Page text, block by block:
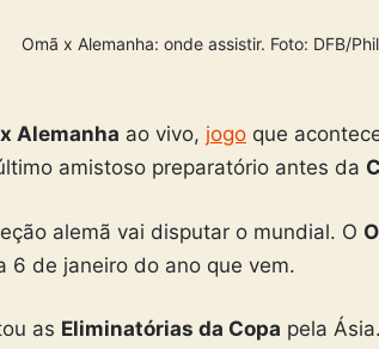
Omã x Alemanha: onde assistir. Foto: DFB/
Alemanha ao vivo, jogo que
amistoso preparatório antes da
alemã vai disputar o mundial. O
6 de janeiro do ano que vem.
as Eliminatórias da Copa pela